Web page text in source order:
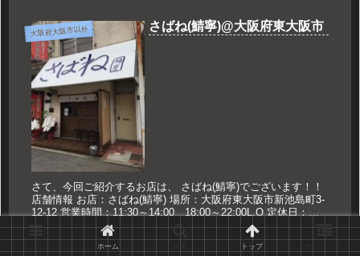
大阪府大阪市以外 さばね(鯖寧)@大阪府東大阪市
さて、今回ご紹介するお店は、 さばね(鯖寧)でございます！！
店舗情報 お店：さばね(鯖寧) 場所：大阪府東大阪市新池島町3-
12-12 営業時間：11:30～14:00 18:00～22:00L.O 定休日：
木・日曜日 久世のおススメ さ...
ホーム トップ